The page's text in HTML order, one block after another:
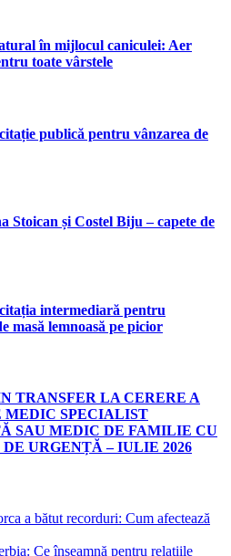
în mijlocul caniculei: Aer
toate vârstele
publică pentru vânzarea de
Stoican și Costel Biju – capete de
intermediară pentru
masă lemnoasă pe picior
TRANSFER LA CERERE A
MEDIC SPECIALIST
SAU MEDIC DE FAMILIE CU
URGENȚĂ – IULIE 2026
a bătut recorduri: Cum afectează
Ce înseamnă pentru relațiile